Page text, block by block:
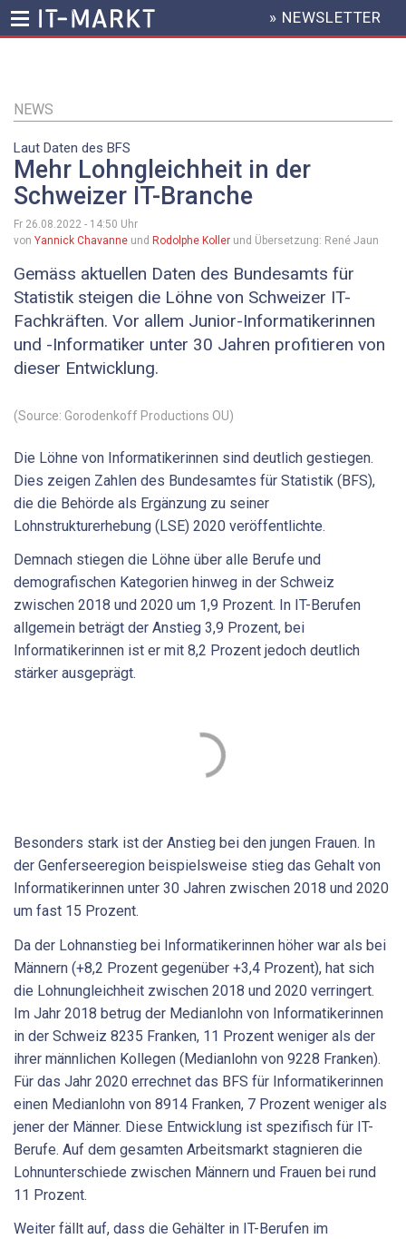
Inhalt
HEADER
MENU
» NEWSLETTER
NEWS
Laut Daten des BFS
Mehr Lohngleichheit in der
Schweizer IT-Branche
Fr 26.08.2022 - 14:50 Uhr
von Yannick Chavanne und Rodolphe Koller und Übersetzung: René Jaun
Gemäss aktuellen Daten des Bundesamts für
Statistik steigen die Löhne von Schweizer IT-
Fachkräften. Vor allem Junior-Informatikerinnen
und -Informatiker unter 30 Jahren profitieren von
dieser Entwicklung.
(Source: Gorodenkoff Productions OU)
Die Löhne von Informatikerinnen sind deutlich gestiegen.
Dies zeigen Zahlen des Bundesamtes für Statistik (BFS),
die die Behörde als Ergänzung zu seiner
Lohnstrukturerhebung (LSE) 2020 veröffentlichte.
Demnach stiegen die Löhne über alle Berufe und
demografischen Kategorien hinweg in der Schweiz
zwischen 2018 und 2020 um 1,9 Prozent. In IT-Berufen
allgemein beträgt der Anstieg 3,9 Prozent, bei
Informatikerinnen ist er mit 8,2 Prozent jedoch deutlich
stärker ausgeprägt.
Besonders stark ist der Anstieg bei den jungen Frauen. In
der Genferseeregion beispielsweise stieg das Gehalt von
Informatikerinnen unter 30 Jahren zwischen 2018 und 2020
um fast 15 Prozent.
Da der Lohnanstieg bei Informatikerinnen höher war als bei
Männern (+8,2 Prozent gegenüber +3,4 Prozent), hat sich
die Lohnungleichheit zwischen 2018 und 2020 verringert.
Im Jahr 2018 betrug der Medianlohn von Informatikerinnen
in der Schweiz 8235 Franken, 11 Prozent weniger als der
ihrer männlichen Kollegen (Medianlohn von 9228 Franken).
Für das Jahr 2020 errechnet das BFS für Informatikerinnen
einen Medianlohn von 8914 Franken, 7 Prozent weniger als
jener der Männer. Diese Entwicklung ist spezifisch für IT-
Berufe. Auf dem gesamten Arbeitsmarkt stagnieren die
Lohnunterschiede zwischen Männern und Frauen bei rund
11 Prozent.
Weiter fällt auf, dass die Gehälter in IT-Berufen im